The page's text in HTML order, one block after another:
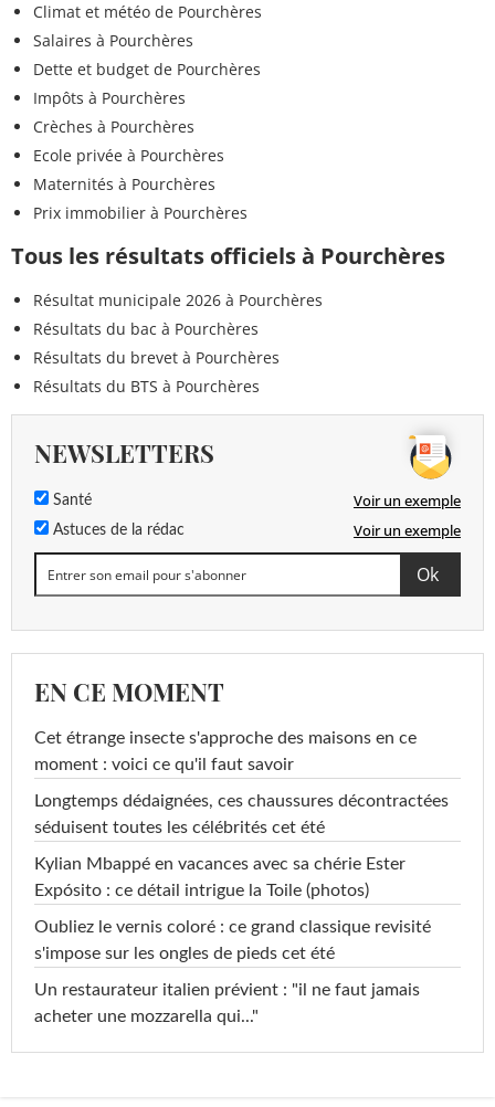
Climat et météo de Pourchères
Salaires à Pourchères
Dette et budget de Pourchères
Impôts à Pourchères
Crèches à Pourchères
Ecole privée à Pourchères
Maternités à Pourchères
Prix immobilier à Pourchères
Tous les résultats officiels à Pourchères
Résultat municipale 2026 à Pourchères
Résultats du bac à Pourchères
Résultats du brevet à Pourchères
Résultats du BTS à Pourchères
NEWSLETTERS
Santé Voir un exemple
Astuces de la rédac Voir un exemple
EN CE MOMENT
Cet étrange insecte s'approche des maisons en ce
moment : voici ce qu'il faut savoir
Longtemps dédaignées, ces chaussures décontractées
séduisent toutes les célébrités cet été
Kylian Mbappé en vacances avec sa chérie Ester
Expósito : ce détail intrigue la Toile (photos)
Oubliez le vernis coloré : ce grand classique revisité
s'impose sur les ongles de pieds cet été
Un restaurateur italien prévient : "il ne faut jamais
acheter une mozzarella qui..."